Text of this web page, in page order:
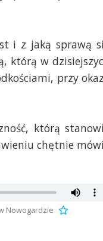
i z jaką sprawą
którą w
przy
którą
chętnie
Nowogardzie